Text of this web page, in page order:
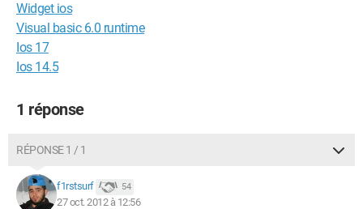
Widget ios
Visual basic 6.0 runtime
Ios 17
Ios 14.5
1 réponse
RÉPONSE 1 / 1
f1rstsurf 54
27 oct. 2012 à 12:56